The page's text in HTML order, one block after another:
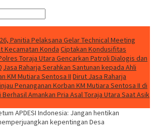
Panitia Pelaksana Gelar Technical Meeting
Kecamatan Konda Ciptakan Kondusifitas
Toraja Utara Gencarkan Patroli Dialogis dan
Jasa Raharja Serahkan Santunan kepada Ahli
KM Mutiara Sentosa II Dirut Jasa Raharja
Penanganan Korban KM Mutiara Sentosa II di
Berhasil Amankan Pria Asal Toraja Utara Saat Asik
APDESI Indonesia: Jangan hentikan
kepentingan Desa